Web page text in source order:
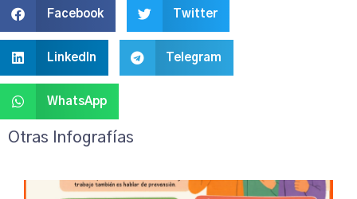
Facebook Twitter
LinkedIn Telegram
WhatsApp
Otras Infografías